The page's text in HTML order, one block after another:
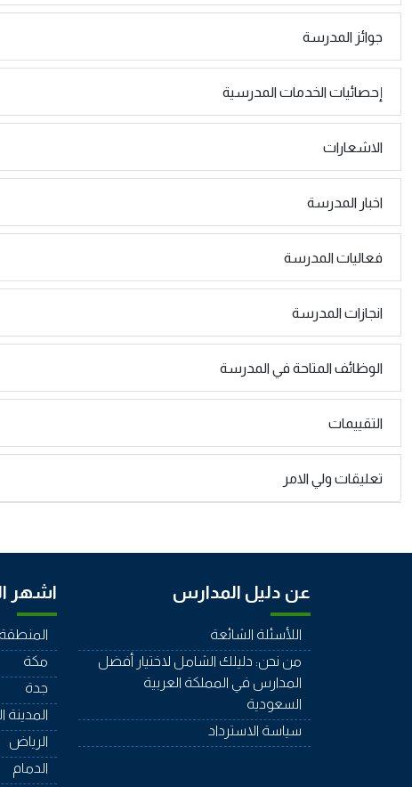
جوائز المدرسة
إحصائيات الخدمات المدرسية
الاشعارات
اخبار المدرسة
فعاليات المدرسة
انجازات المدرسة
الوظائف المتاحة في المدرسة
التقييمات
تعليقات ولي الامر
عن دليل المدارس
اللأسئلة الشائعة
من نحن: دليلك الشامل لاختيار أفضل
المدارس في المملكة العربية
السعودية
سياسة الاسترداد
اشهر
مكة
جدة
المدينة
الرياض
الدمام